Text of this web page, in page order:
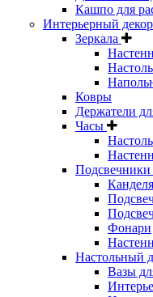
Кашпо для
Интерьерный декор
Зеркала
Ковры
Держатели
Часы
Подсвечники
Фонари
Настольный
Вазы